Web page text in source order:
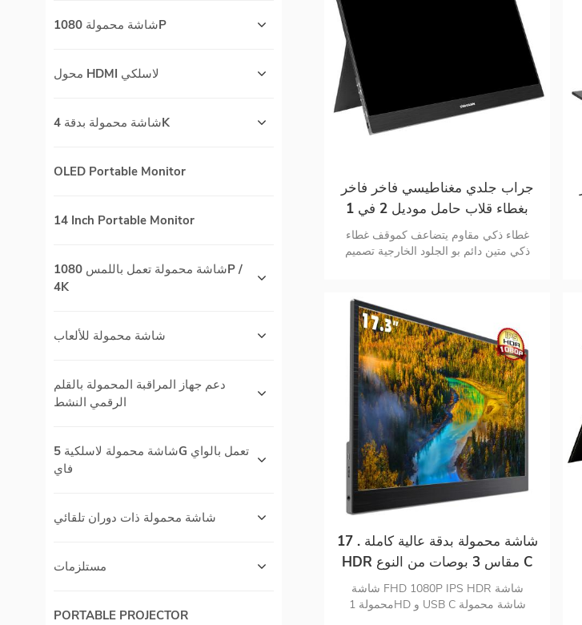
جراب جلدي مغناطيسي فاخر فاخر
بغطاء قلاب حامل موديل 2 في 1
للشاشة المحمولة
غطاء ذكي مقاوم يتضاعف كموقف غطاء
ذكي متين دائم بو الجلود الخارجية تصميم
17 . شاشة محمولة بدقة عالية كاملة
HDR مقاس 3 بوصات من النوع C
مقاس 1920 * 1080
شاشة FHD 1080P IPS HDR شاشة
محمولة 1HD و USB C شاشة محمولة
شاشة محمولة 1080P
محول HDMI لاسلكي
شاشة محمولة بدقة 4K
OLED Portable Monitor
14 Inch Portable Monitor
شاشة محمولة تعمل باللمس 1080P /
4K
شاشة محمولة للألعاب
دعم جهاز المراقبة المحمولة بالقلم
الرقمي النشط
شاشة محمولة لاسلكية 5G تعمل بالواي
فاي
شاشة محمولة ذات دوران تلقائي
مستلزمات
PORTABLE PROJECTOR